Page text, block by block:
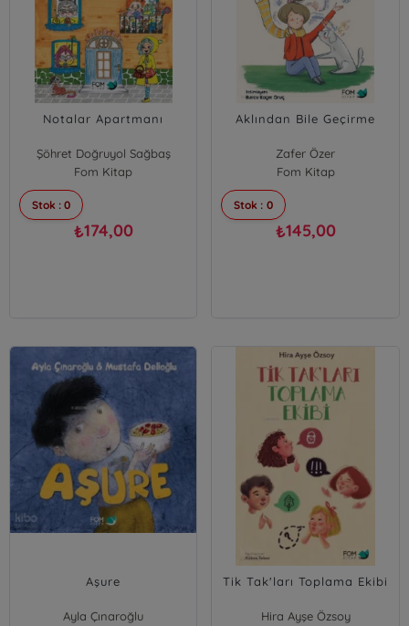
Notalar Apartmanı
Şöhret Doğruyol Sağbaş
Fom Kitap
Stok : 0
₺174,00
Aklından Bile Geçirme
Zafer Özer
Fom Kitap
Stok : 0
₺145,00
Aşure
Ayla Çınaroğlu
Tik Tak'ları Toplama Ekibi
Hira Ayşe Özsoy